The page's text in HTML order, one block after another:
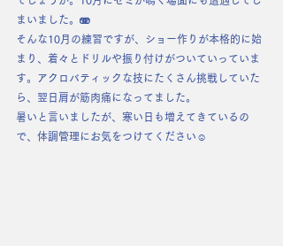
まいました。🫨
そんな10月の練習ですが、ショー作りが本格的に始
まり、着々とドリルや振り付けがついていっていま
す。アクロバティックな技にたくさん挑戦していた
ら、翌日肩が筋肉痛になってました。
暑いと言いましたが、寒い日も増えてきているの
で、体調管理にお気をつけてください☺︎